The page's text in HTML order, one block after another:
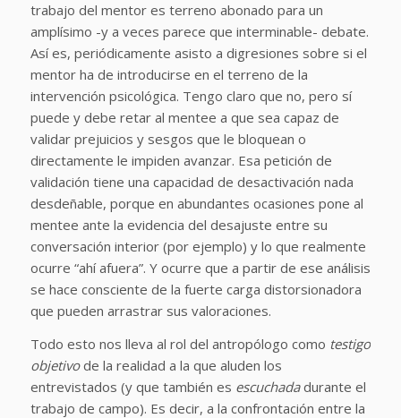
trabajo del mentor es terreno abonado para un
amplísimo -y a veces parece que interminable- debate.
Así es, periódicamente asisto a digresiones sobre si el
mentor ha de introducirse en el terreno de la
intervención psicológica. Tengo claro que no, pero sí
puede y debe retar al mentee a que sea capaz de
validar prejuicios y sesgos que le bloquean o
directamente le impiden avanzar. Esa petición de
validación tiene una capacidad de desactivación nada
desdeñable, porque en abundantes ocasiones pone al
mentee ante la evidencia del desajuste entre su
conversación interior (por ejemplo) y lo que realmente
ocurre “ahí afuera”. Y ocurre que a partir de ese análisis
se hace consciente de la fuerte carga distorsionadora
que pueden arrastrar sus valoraciones.
Todo esto nos lleva al rol del antropólogo como testigo
objetivode la realidad a la que aluden los
entrevistados (y que también es escuchadadurante el
trabajo de campo). Es decir, a la confrontación entre la